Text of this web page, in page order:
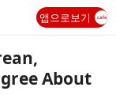
앱으로보기
About